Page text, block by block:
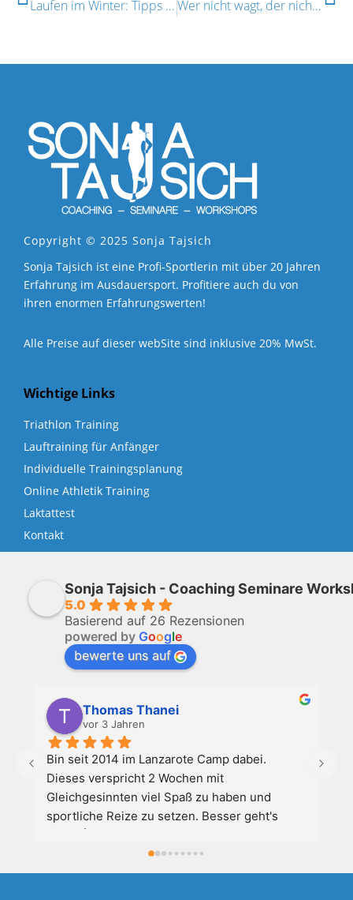
Laufen im Winter: Tipps zum Joggen in der Kälte Wer nicht wagt, der nicht gewinnt!
Copyright © 2025 Sonja Tajsich
Sonja Tajsich ist eine Profi-Sportlerin mit über 20 Jahren
Erfahrung im Ausdauersport. Profitiere auch du von
ihren enormen Erfahrungswerten!
Alle Preise auf dieser webSite sind inklusive 20% MwSt.
Wichtige Links
Triathlon Training
Lauftraining für Anfänger
Individuelle Trainingsplanung
Online Athletik Training
Laktattest
Kontakt
Sonja Tajsich - Coaching Seminare
5.0
Basierend auf 26 Rezensionen
powered by Google
bewerte uns auf
Thomas Thanei
vor 3 Jahren
Bin seit 2014 im Lanzarote Camp dabei.
Dieses verspricht 2 Wochen mit
Gleichgesinnten viel Spaß zu haben und
sportliche Reize zu setzen. Besser geht's
More Pages
Cardio
Outdoor Exercise
Zoomba Dance
Contact Info
Los Angeles CA 95716